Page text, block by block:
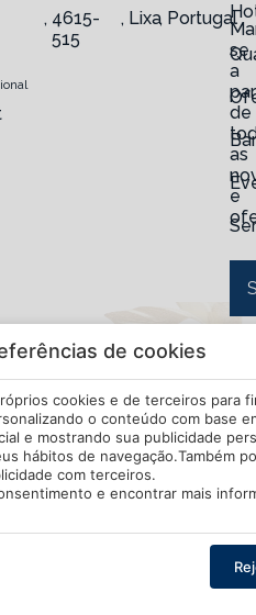
Promoção
, 4615-
515
, Lixa, Portugal
Bar
se
a
par
de
as
e
A Minha
Reserva
Desenvolvido
por mirai
de cookies
cookies e de terceiros para
o conteúdo com base
e mostrando sua publicidade
hábitos de navegação.Também
com terceiros.
e encontrar mais